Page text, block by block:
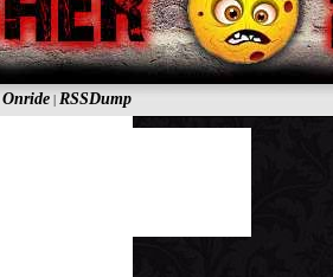
Onride| RSSDump